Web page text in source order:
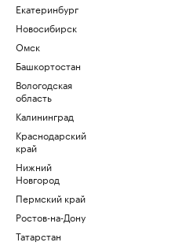
Екатеринбург
Новосибирск
Омск
Башкортостан
Вологодская
область
Калининград
Краснодарский
край
Нижний
Новгород
Пермский край
Ростов-на-Дону
Татарстан